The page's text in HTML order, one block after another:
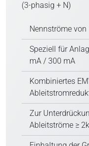
(3-phasig + N)
Nennströme
Speziell für
mA / 300 mA
Kombiniertes
Zur
Ableitströme ≥